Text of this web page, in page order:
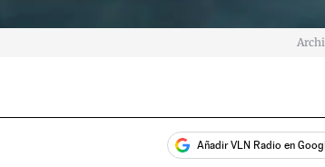
Añadir VLN Radio en